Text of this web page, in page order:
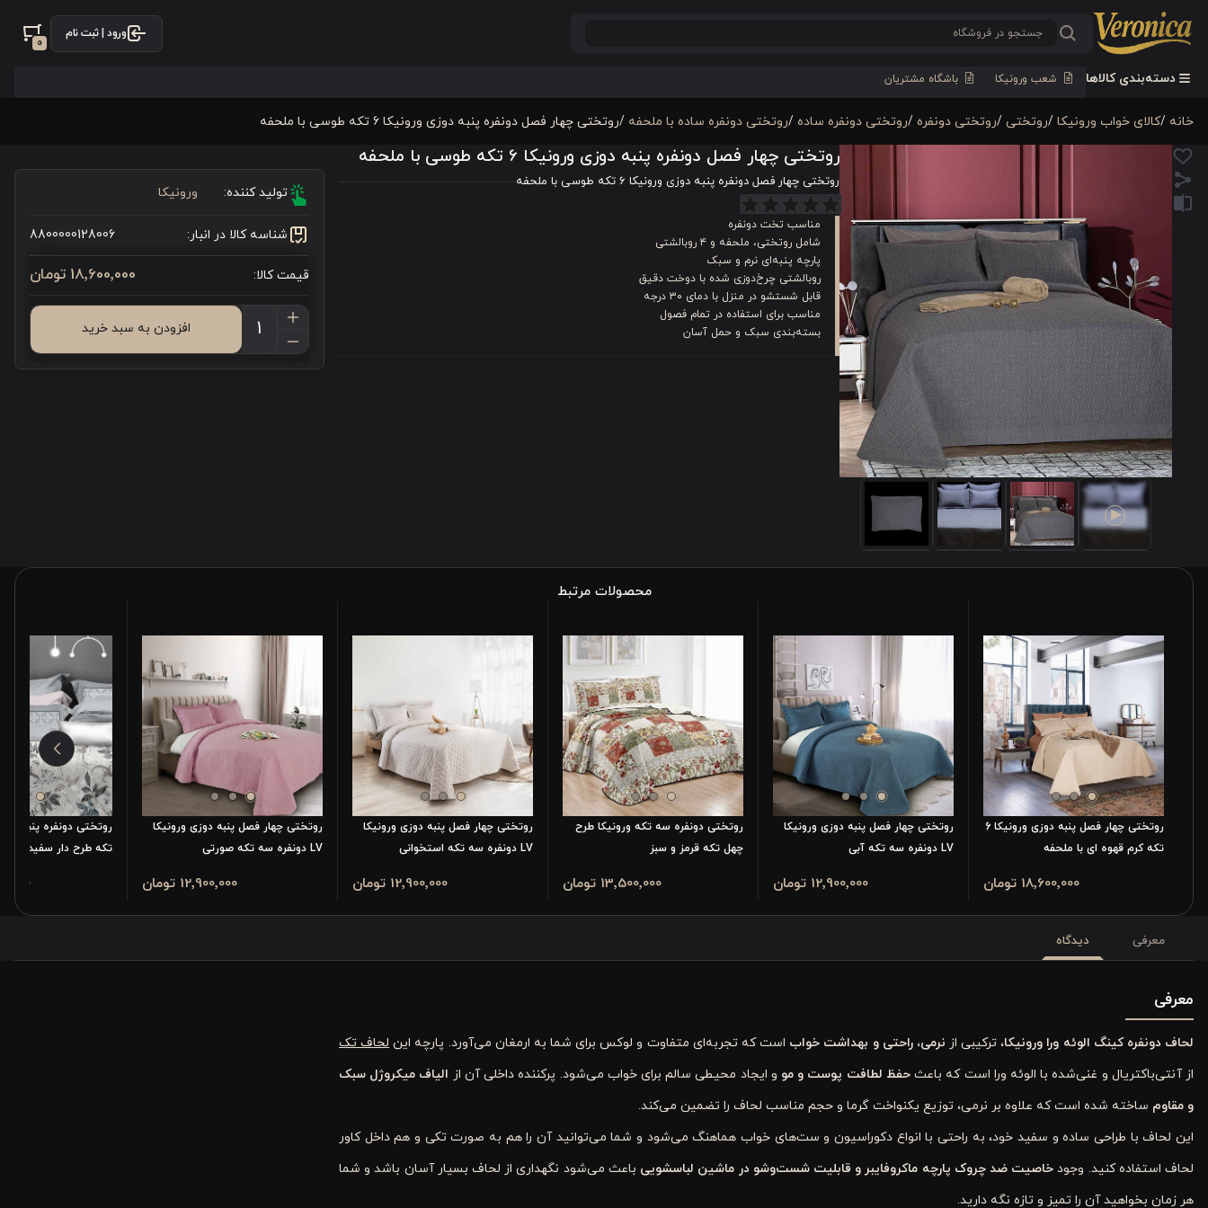
ورود | ثبت نام
0
دسته‌بندی کالاها شعب ورونیکا باشگاه مشتریان
خانه /کالای خواب ورونیکا /روتختی /روتختی دونفره /روتختی دونفره ساده /روتختی دونفره ساده با ملحفه /روتختی چهار فصل دونفره پنبه دوزی ورونیکا 6 تکه طوسی با ملحفه
روتختی چهار فصل دونفره پنبه دوزی ورونیکا 6 تکه طوسی با ملحفه
روتختی چهار فصل دونفره پنبه دوزی ورونیکا 6 تکه طوسی با ملحفه
مناسب تخت دونفره
شامل روتختی، ملحفه و ۴ روبالشتی
پارچه پنبه‌ای نرم و سبک
روبالشتی چرخ‌دوزی شده با دوخت دقیق
قابل شستشو در منزل با دمای ۳۰ درجه
مناسب برای استفاده در تمام فصول
بسته‌بندی سبک و حمل آسان
تولید کننده: ورونیکا
شناسه کالا در انبار: 8800000128006
قیمت کالا: 18٬600٬000 تومان
افزودن به سبد خرید
محصولات مرتبط
روتختی چهار فصل پنبه دوزی ورونیکا 6
تکه کرم قهوه ای با ملحفه
18٬600٬000 تومان
روتختی چهار فصل پنبه دوزی ورونیکا
LV دونفره سه تکه آبی
12٬900٬000 تومان
روتختی دونفره سه تکه ورونیکا طرح
چهل تکه قرمز و سبز
13٬500٬000 تومان
روتختی چهار فصل پنبه دوزی ورونیکا
LV دونفره سه تکه استخوانی
12٬900٬000 تومان
روتختی چهار فصل پنبه دوزی ورونیکا
LV دونفره سه تکه صورتی
12٬900٬000 تومان
روتختی دونفره پنبه
تکه طرح دار سفید
معرفی دیدگاه
معرفی
لحاف دونفره کینگ الوئه ‌ورا ورونیکا، ترکیبی از نرمی، راحتی و بهداشت خواب است که تجربه‌ای متفاوت و لوکس برای شما به ارمغان می‌آورد. پارچه این لحاف تک
از آنتی‌باکتریال و غنی‌شده با الوئه ‌ورا است که باعثحفظ لطافت پوست و مو و ایجاد محیطی سالم برای خواب می‌شود. پرکننده داخلی آن از الیاف میکروژل سبک
و مقاوم ساخته شده است که علاوه بر نرمی، توزیع یکنواخت گرما و حجم مناسب لحاف را تضمین می‌کند.
این لحاف با طراحی ساده و سفید خود، به راحتی با انواع دکوراسیون و ست‌های خواب هماهنگ می‌شود و شما می‌توانید آن را هم به صورت تکی و هم داخل کاور
لحاف استفاده کنید. وجود خاصیت ضد چروک پارچه ماکروفایبر و قابلیت شست‌وشو در ماشین لباسشویی باعث می‌شود نگهداری از لحاف بسیار آسان باشد و شما
هر زمان بخواهید آن را تمیز و تازه نگه دارید.